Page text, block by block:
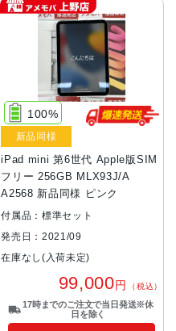
iPad mini 第6世代 Apple版SIM
フリー 256GB MLX93J/A
A2568 新品同様 ピンク
100%
新品同様
付属品：標準セット
発売日：2021/09
在庫なし(入荷未定)
99,000円 （税込）
17時までのご注文で当日発送※休
日を除く